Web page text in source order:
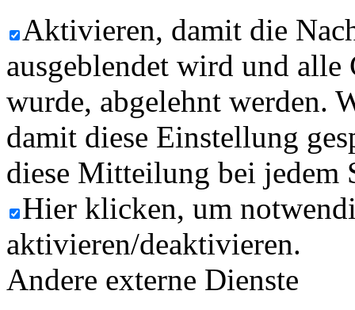
Aktivieren, damit die
ausgeblendet wird und
wurde, abgelehnt werden.
damit diese Einstellung
diese Mitteilung bei jedem
Hier klicken, um
aktivieren/deaktivieren.
Andere externe Dienste